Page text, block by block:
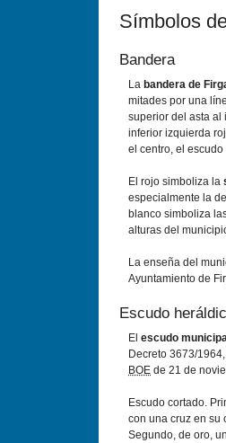
Símbolos
Bandera
La bandera de
mitades por una
superior del asta al
inferior izquierda
el centro, el
El rojo simboliza la
especialmente la
blanco simboliza
alturas del
La enseña del
Ayuntamiento de
Escudo
El escudo
Decreto 3673/
BOE de 21 de
Escudo cortado.
con una cruz en su
Segundo, de oro,